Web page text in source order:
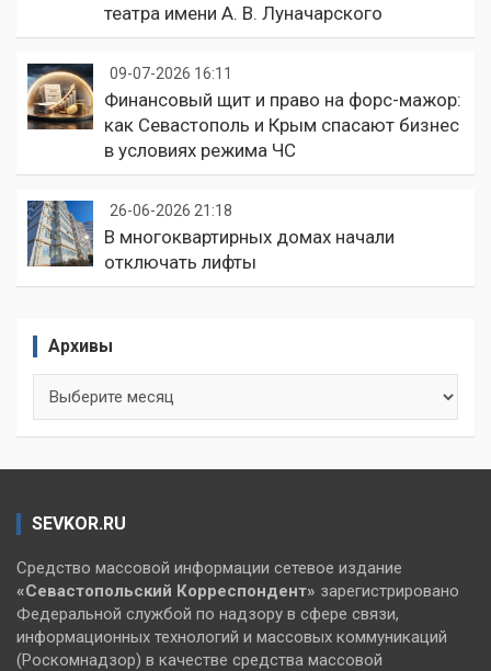
театра имени А. В. Луначарского
09-07-2026 16:11
Финансовый щит и право на форс-мажор:
как Севастополь и Крым спасают бизнес
в условиях режима ЧС
26-06-2026 21:18
В многоквартирных домах начали
отключать лифты
Архивы
SEVKOR.RU
Средство массовой информации сетевое издание
«Севастопольский Корреспондент» зарегистрировано
Федеральной службой по надзору в сфере связи,
информационных технологий и массовых коммуникаций
(Роскомнадзор) в качестве средства массовой